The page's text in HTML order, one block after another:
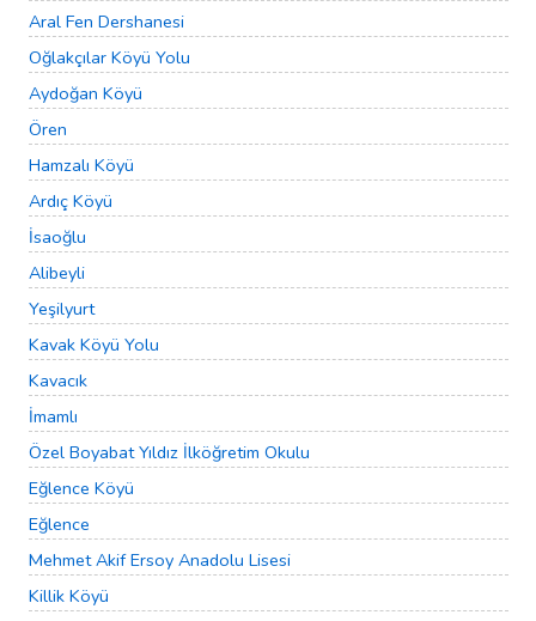
Aral Fen Dershanesi
Oğlakçılar Köyü Yolu
Aydoğan Köyü
Ören
Hamzalı Köyü
Ardıç Köyü
İsaoğlu
Alibeyli
Yeşilyurt
Kavak Köyü Yolu
Kavacık
İmamlı
Özel Boyabat Yıldız İlköğretim Okulu
Eğlence Köyü
Eğlence
Mehmet Akif Ersoy Anadolu Lisesi
Killik Köyü